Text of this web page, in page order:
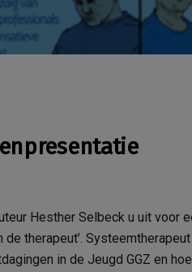
Hesther Selbeck u uit voor
de therapeut’.
in de Jeugd GGZ en